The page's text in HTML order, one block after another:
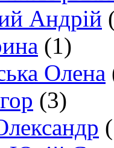
Андрій
(1)
Олена
(3)